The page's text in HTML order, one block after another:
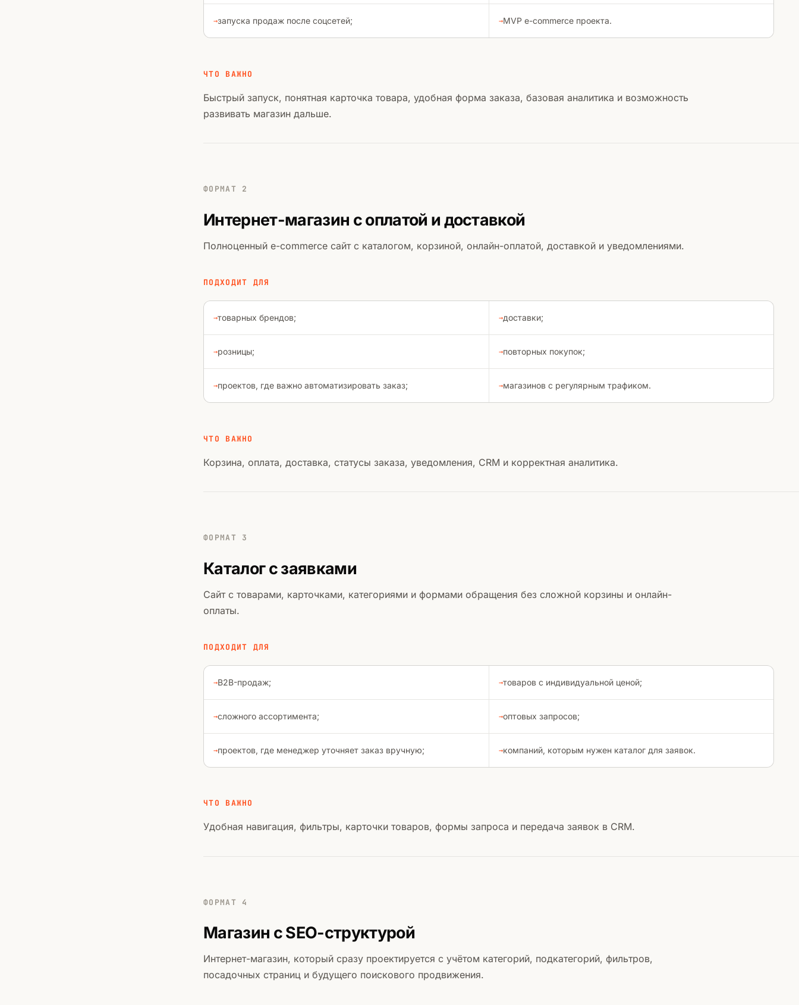
запуска продаж после соцсетей; MVP e-commerce проекта.
ЧТО ВАЖНО
Быстрый запуск, понятная карточка товара, удобная форма заказа, базовая аналитика и возможность
развивать магазин дальше.
ФОРМАТ 2
Интернет-магазин с оплатой и доставкой
Полноценный e-commerce сайт с каталогом, корзиной, онлайн-оплатой, доставкой и уведомлениями.
ПОДХОДИТ ДЛЯ
товарных брендов; доставки;
розницы; повторных покупок;
проектов, где важно автоматизировать заказ; магазинов с регулярным трафиком.
ЧТО ВАЖНО
Корзина, оплата, доставка, статусы заказа, уведомления, CRM и корректная аналитика.
ФОРМАТ 3
Каталог с заявками
Сайт с товарами, карточками, категориями и формами обращения без сложной корзины и онлайн-
оплаты.
ПОДХОДИТ ДЛЯ
B2B-продаж; товаров с индивидуальной ценой;
сложного ассортимента; оптовых запросов;
проектов, где менеджер уточняет заказ вручную; компаний, которым нужен каталог для заявок.
ЧТО ВАЖНО
Удобная навигация, фильтры, карточки товаров, формы запроса и передача заявок в CRM.
ФОРМАТ 4
Магазин с SEO-структурой
Интернет-магазин, который сразу проектируется с учётом категорий, подкатегорий, фильтров,
посадочных страниц и будущего поискового продвижения.